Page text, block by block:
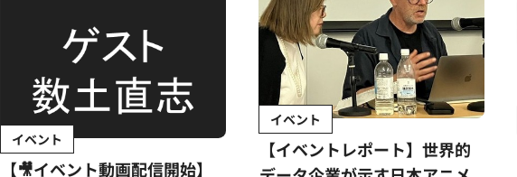
イベント
【🎥イベント動画配信開始】
イベント
【イベントレポート】世界的